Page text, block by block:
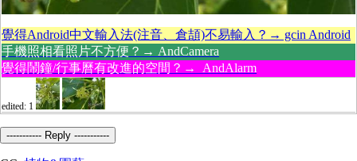
覺得Android中文輸入法(注音、倉頡)不易輸入？→ gcin Android
手機照相看照片不方便？→ AndCamera
覺得鬧鐘/行事曆有改進的空間？→ AndAlarm
edited: 1
----------- Reply -----------